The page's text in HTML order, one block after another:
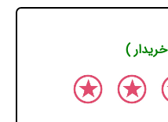
)